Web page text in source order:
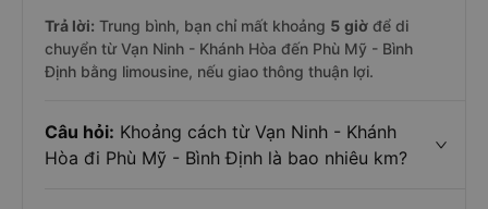
Trả lời: Trung bình, bạn chỉ mất khoảng 5 giờ để di
chuyển từ Vạn Ninh - Khánh Hòa đến Phù Mỹ - Bình
Định bằng limousine, nếu giao thông thuận lợi.
Câu hỏi: Khoảng cách từ Vạn Ninh - Khánh
Hòa đi Phù Mỹ - Bình Định là bao nhiêu km?